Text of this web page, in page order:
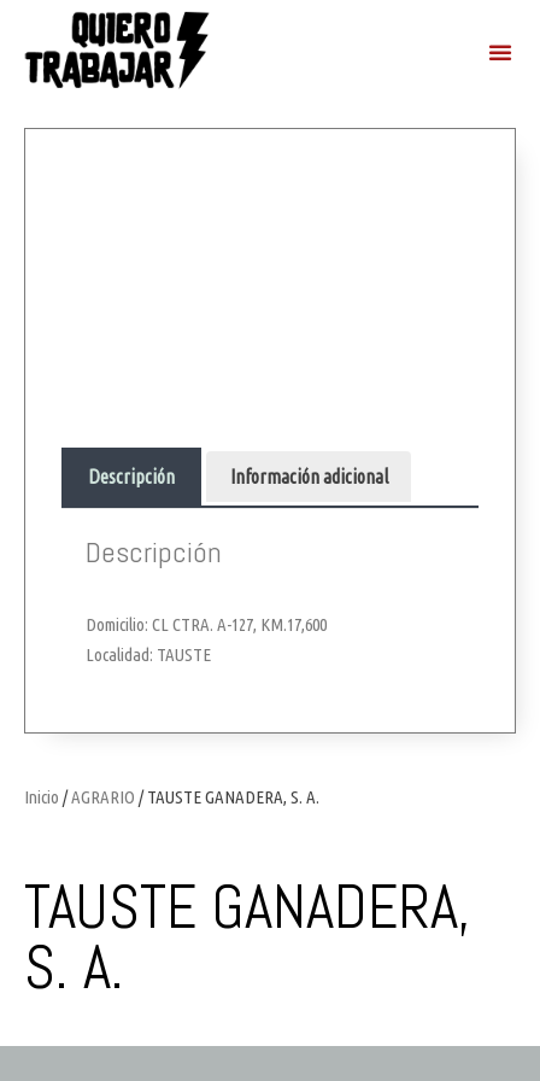
Inicio /AGRARIO / TAUSTE GANADERA, S. A.
TAUSTE GANADERA,
S. A.
Descripción Información adicional
Descripción
Domicilio: CL CTRA. A-127, KM.17,600
Localidad: TAUSTE